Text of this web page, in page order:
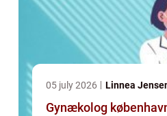
05 july 2026 Linnea
Gynækolog københavn sådan finder